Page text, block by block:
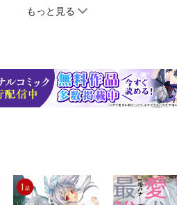
もっと見る